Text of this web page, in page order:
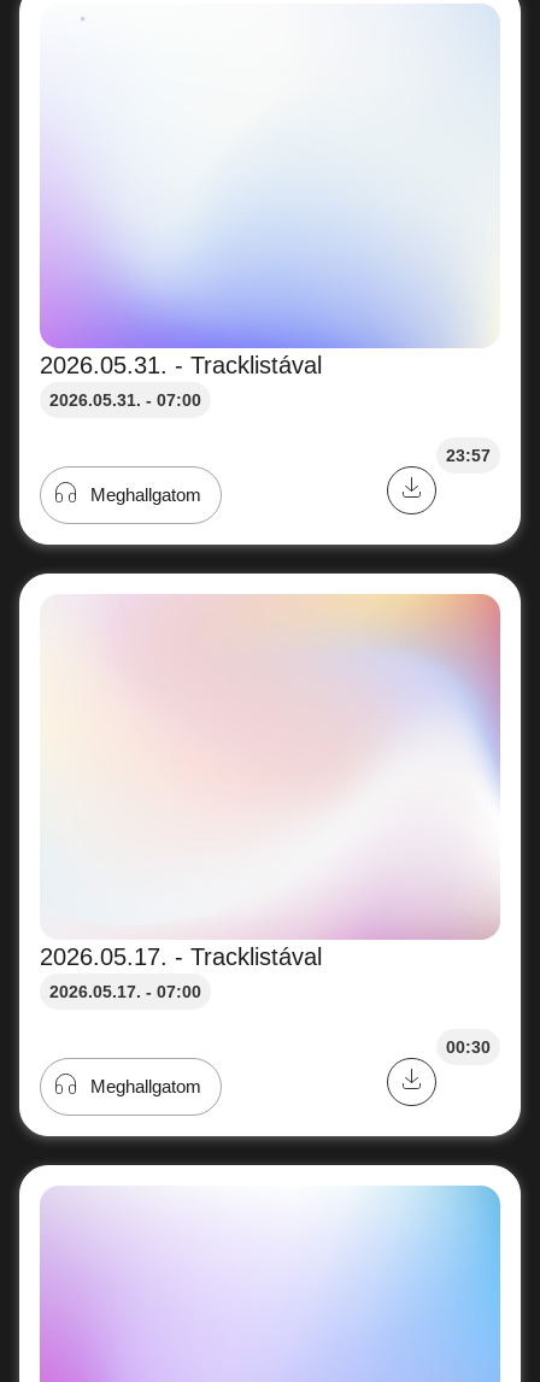
2026.05.31. - Tracklistával
2026.05.31. - 07:00
23:57
Meghallgatom
2026.05.17. - Tracklistával
2026.05.17. - 07:00
00:30
Meghallgatom